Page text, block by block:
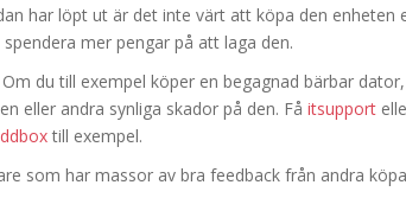
har löpt ut är det inte värt att köpa den enheten
mer pengar på att laga den.
du till exempel köper en begagnad bärbar
eller andra synliga skador på den. Få itsupport
till exempel.
som har massor av bra feedback från andra